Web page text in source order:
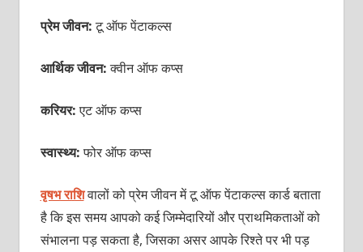
प्रेम जीवन:टू ऑफ पेंटाकल्स
आर्थिक जीवन:क्वीन ऑफ कप्स
करियर:एट ऑफ कप्स
स्वास्थ्य:फोर ऑफ कप्स
वृषभ राशिवालों को प्रेम जीवन में टू ऑफ पेंटाकल्स कार्ड बताता
है कि इस समय आपको कई जिम्मेदारियों और प्राथमिकताओं को
संभालना पड़ सकता है, जिसका असर आपके रिश्ते पर भी पड़